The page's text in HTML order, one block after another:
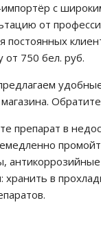
с
от
постоянных
от 750 бел. руб.
препарат в
хранить в